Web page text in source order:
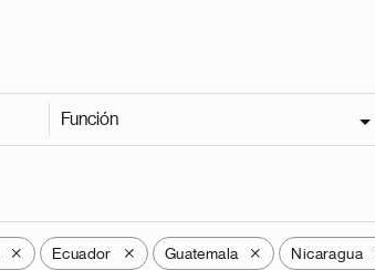
Función
X Ecuador X Guatemala X Nicaragua